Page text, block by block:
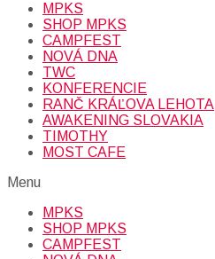
MPKS
SHOP MPKS
CAMPFEST
NOVÁ DNA
TWC
KONFERENCIE
RANČ KRÁĽOVA LEHOTA
AWAKENING SLOVAKIA
TIMOTHY
MOST CAFE
Menu
MPKS
SHOP MPKS
CAMPFEST